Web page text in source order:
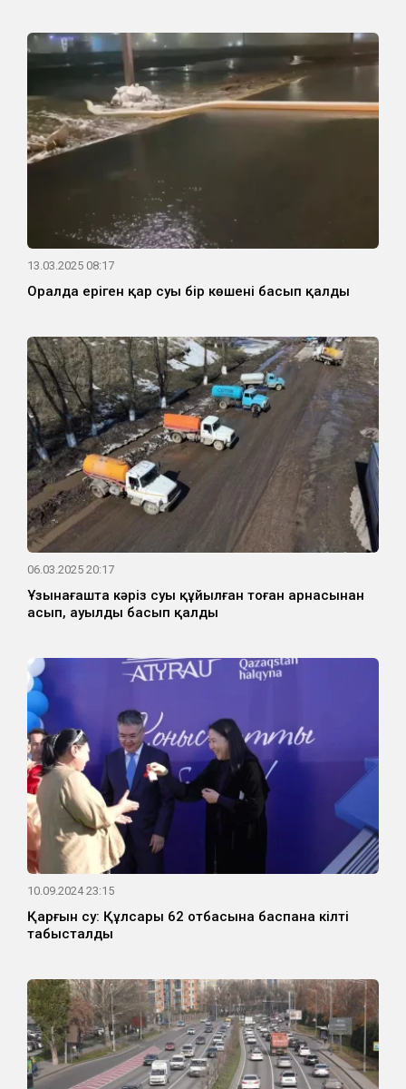
13.03.2025 08:17
Оралда еріген қар суы бір көшені басып қалды
06.03.2025 20:17
Ұзынағашта кәріз суы құйылған тоған арнасынан
асып, ауылды басып қалды
10.09.2024 23:15
Қарғын су: Құлсары 62 отбасына баспана кілті
табысталды